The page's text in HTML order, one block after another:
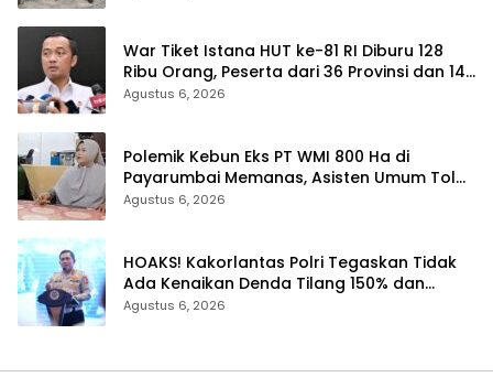
War Tiket Istana HUT ke-81 RI Diburu 128
Ribu Orang, Peserta dari 36 Provinsi dan 14
Negara
Agustus 6, 2026
Polemik Kebun Eks PT WMI 800 Ha di
Payarumbai Memanas, Asisten Umum Tolak
Dikelola Agrinas dan Tantang Presiden
Agustus 6, 2026
HOAKS! Kakorlantas Polri Tegaskan Tidak
Ada Kenaikan Denda Tilang 150% dan
Tilang Manual Menyeluruh
Agustus 6, 2026